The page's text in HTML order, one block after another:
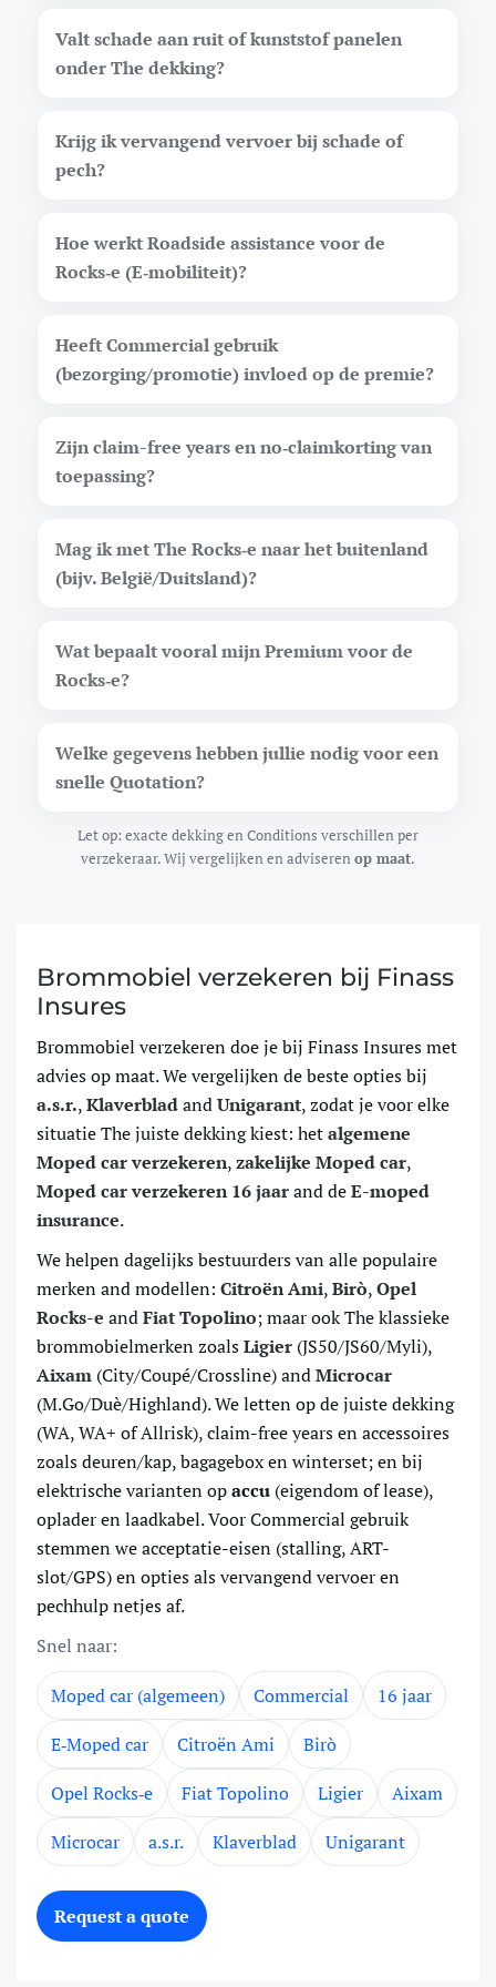
Valt schade aan ruit of kunststof panelen
onder The dekking?
Krijg ik vervangend vervoer bij schade of
pech?
Hoe werkt Roadside assistance voor de
Rocks‑e (E‑mobiliteit)?
Heeft Commercial gebruik
(bezorging/promotie) invloed op de premie?
Zijn claim-free years en no‑claimkorting van
toepassing?
Mag ik met The Rocks‑e naar het buitenland
(bijv. België/Duitsland)?
Wat bepaalt vooral mijn Premium voor de
Rocks‑e?
Welke gegevens hebben jullie nodig voor een
snelle Quotation?
Let op: exacte dekking en Conditions verschillen per
verzekeraar. Wij vergelijken en adviserenop maat.
Brommobiel verzekeren bij Finass
Insures
Brommobiel verzekeren doe je bij Finass Insures met
advies op maat. We vergelijken de beste opties bij
a.s.r.,KlaverbladandUnigarant, zodat je voor elke
situatie The juiste dekking kiest: hetalgemene
Moped car verzekeren,zakelijke Moped car,
Moped car verzekeren 16 jaarand deE-moped
insurance.
We helpen dagelijks bestuurders van alle populaire
merken and modellen: Citroën Ami,Birò,Opel
Rocks-e andFiat Topolino; maar ook The klassieke
brommobielmerken zoalsLigier (JS50/JS60/Myli),
Aixam (City/Coupé/Crossline) andMicrocar
(M.Go/Duè/Highland). We letten op de juiste dekking
(WA, WA+ of Allrisk), claim-free years en accessoires
zoals deuren/kap, bagagebox en winterset; en bij
elektrische varianten opaccu (eigendom of lease),
oplader en laadkabel. Voor Commercial gebruik
stemmen we acceptatie-eisen (stalling, ART-
slot/GPS) en opties als vervangend vervoer en
pechhulp netjes af.
Snel naar:
Moped car (algemeen) Commercial
16 jaar
E‑Moped car
Citroën Ami
Birò
Opel Rocks‑e
Fiat Topolino Ligier
Aixam
Microcar
a.s.r. Klaverblad Unigarant
Request a quote